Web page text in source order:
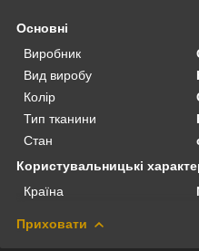
Основні
Виробник
Вид виробу
Колір
Тип тканини
Стан
Користувальницькі
Країна
Приховати